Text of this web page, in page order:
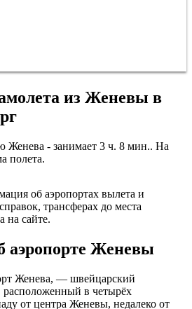
из Женевы в
Женева - занимает 3 ч. 8 мин.. На
полета.
Петербург
об аэропортах вылета и
трансферах до места
на сайте.
аэропорте Женевы
Женева, — швейцарский
расположенный в четырёх
от центра Женевы, недалеко от